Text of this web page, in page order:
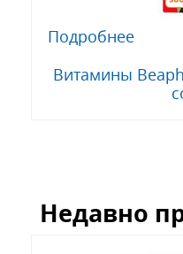
Подробнее
Витамины
Недавно